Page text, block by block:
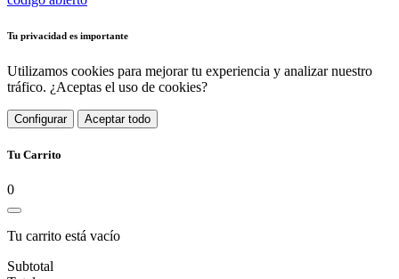
Tu privacidad es importante
Utilizamos cookies para mejorar tu experiencia y analizar nuestro
tráfico. ¿Aceptas el uso de cookies?
Configurar Aceptar todo
Tu Carrito
0
Tu carrito está vacío
Subtotal